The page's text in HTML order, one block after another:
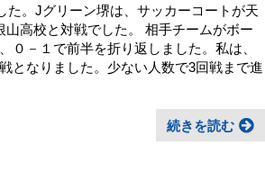
。Jグリーン堺は、サッカーコートが天
高校と対戦でした。 相手チームがボー
０－１で前半を折り返しました。私は、
となりました。少ない人数で3回戦まで進
続きを読む